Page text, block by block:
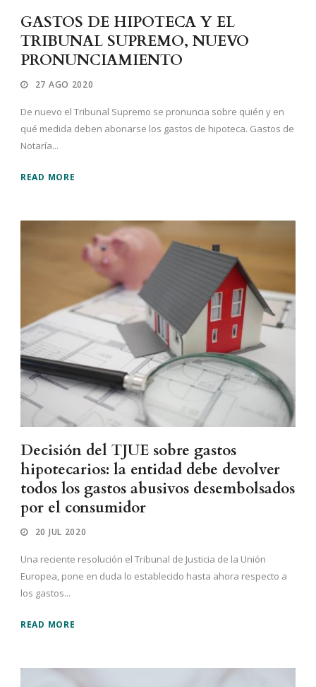
GASTOS DE HIPOTECA Y EL
TRIBUNAL SUPREMO, NUEVO
PRONUNCIAMIENTO
27 AGO 2020
De nuevo el Tribunal Supremo se pronuncia sobre quién y en
qué medida deben abonarse los gastos de hipoteca. Gastos de
Notaría...
READ MORE
Decisión del TJUE sobre gastos
hipotecarios: la entidad debe devolver
todos los gastos abusivos desembolsados
por el consumidor
20 JUL 2020
Una reciente resolución el Tribunal de Justicia de la Unión
Europea, pone en duda lo establecido hasta ahora respecto a
los gastos...
READ MORE